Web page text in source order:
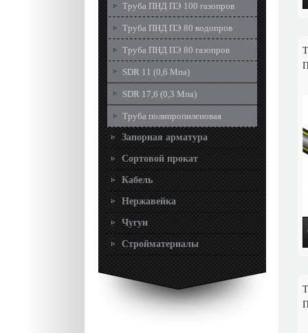
Труба ПНД ПЭ 100 газопров
Труба ПНД ПЭ 80 водопров
Труба ПНД ПЭ 80 газопров
SDR 11 (0,6 Мпа)
SDR 17,6 (0,3 Мпа)
Труба полипропиленовая
Запорная арматура
Сортовой прокат
Кабель
Нержавейка
Чугун
Стройматериалы